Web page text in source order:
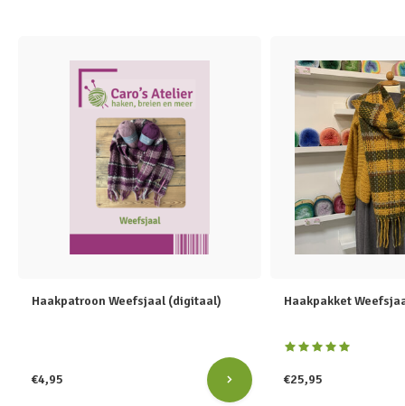
Haakpatroon Weefsjaal (digitaal)
€4,95
Haakpakket
€25,95